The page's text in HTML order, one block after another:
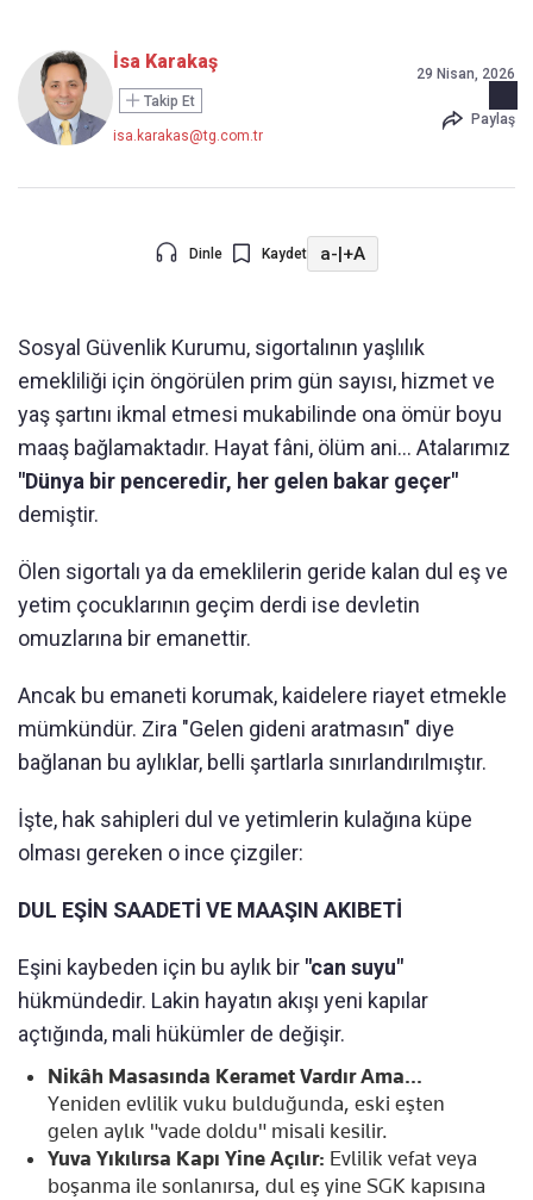
İsa Karakaş
Takip Et
isa.karakas@tg.com.tr
29 Nisan, 2026
Paylaş
Dinle Kaydet a-|+A
Sosyal Güvenlik Kurumu, sigortalının yaşlılık
emekliliği için öngörülen prim gün sayısı, hizmet ve
yaş şartını ikmal etmesi mukabilinde ona ömür boyu
maaş bağlamaktadır. Hayat fâni, ölüm ani... Atalarımız
"Dünya bir penceredir, her gelen bakar geçer"
demiştir.
Ölen sigortalı ya da emeklilerin geride kalan dul eş ve
yetim çocuklarının geçim derdi ise devletin
omuzlarına bir emanettir.
Ancak bu emaneti korumak, kaidelere riayet etmekle
mümkündür. Zira "Gelen gideni aratmasın" diye
bağlanan bu aylıklar, belli şartlarla sınırlandırılmıştır.
İşte, hak sahipleri dul ve yetimlerin kulağına küpe
olması gereken o ince çizgiler:
DUL EŞİN SAADETİ VE MAAŞIN AKIBETİ
Eşini kaybeden için bu aylık bir "can suyu"
hükmündedir. Lakin hayatın akışı yeni kapılar
açtığında, mali hükümler de değişir.
Nikâh Masasında Keramet Vardır Ama...
Yeniden evlilik vuku bulduğunda, eski eşten
gelen aylık "vade doldu" misali kesilir.
Yuva Yıkılırsa Kapı Yine Açılır: Evlilik vefat veya
boşanma ile sonlanırsa, dul eş yine SGK kapısına